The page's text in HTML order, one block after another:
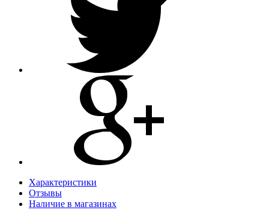
Характеристики
Отзывы
Наличие в магазинах